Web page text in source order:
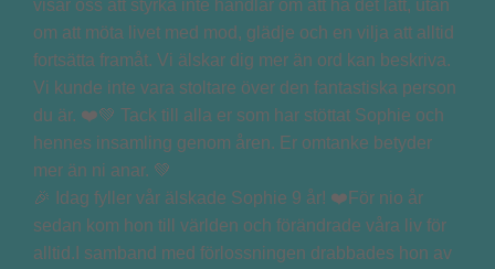
🎉 Idag fyller vår älskade Sophie 9 år! ❤️För nio år
sedan kom hon till världen och förändrade våra liv för
alltid.I samband med förlossningen drabbades hon av